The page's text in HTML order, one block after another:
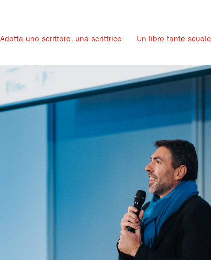
Adotta uno scrittore, una scrittrice Un libro tante scuole